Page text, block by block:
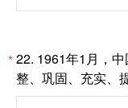
*22. 1961年1月，
整、巩固、充实、